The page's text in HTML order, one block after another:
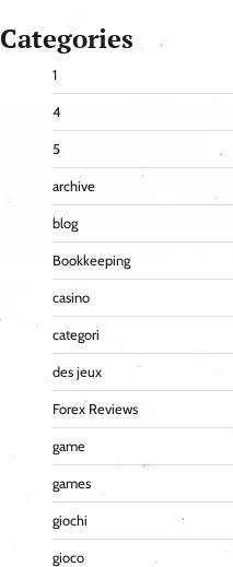
Categories
1
4
5
archive
blog
Bookkeeping
casino
categori
des jeux
Forex Reviews
game
games
giochi
gioco